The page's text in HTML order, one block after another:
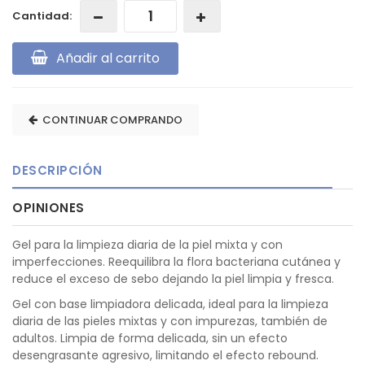
Cantidad:
Añadir al carrito
CONTINUAR COMPRANDO
DESCRIPCIÓN
OPINIONES
Gel para la limpieza diaria de la piel mixta y con
imperfecciones. Reequilibra la flora bacteriana cutánea y
reduce el exceso de sebo dejando la piel limpia y fresca.
Gel con base limpiadora delicada, ideal para la limpieza
diaria de las pieles mixtas y con impurezas, también de
adultos. Limpia de forma delicada, sin un efecto
desengrasante agresivo, limitando el efecto rebound.